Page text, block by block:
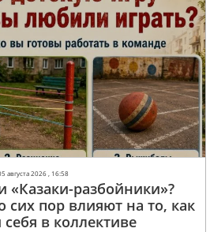
августа 2026 , 16:58
«Казаки-разбойники»?
пор влияют на то, как
в коллективе